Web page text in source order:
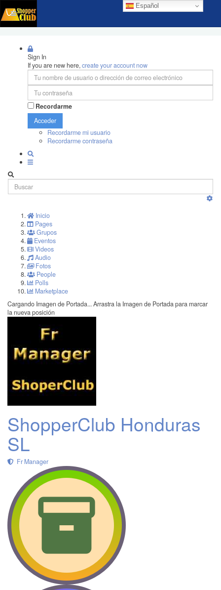
Español
Sign In
If you are new here,create your account now
Recordarme
Acceder
Recordarme mi usuario
Recordarme contraseña
Inicio
Pages
Grupos
Eventos
Videos
Audio
Fotos
People
Polls
Marketplace
Cargando Imagen de Portada... Arrastra la Imagen de Portada para marcar
la nueva posición
ShopperClub Honduras
SL
Fr Manager